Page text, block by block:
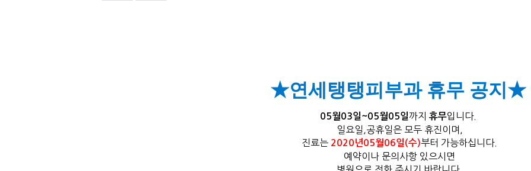
★연세탱탱피부과 휴무 공지★
05월03일~05월05일 까지 휴무입니다.
일요일,공휴일은 모두 휴진이며,
진료는 2020년05월06일(수)부터 가능하십니다.
예약이나 문의사항 있으시면